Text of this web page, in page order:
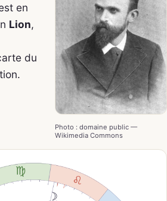
Photo : domaine public —
Wikimedia Commons
en
Lion,
du